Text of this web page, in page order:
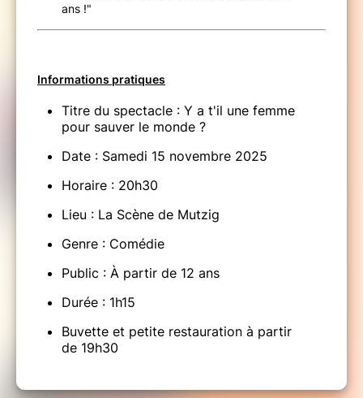
ans !"
Informations pratiques
Titre du spectacle : Y a t'il une femme
pour sauver le monde ?
Date : Samedi 15 novembre 2025
Horaire : 20h30
Lieu : La Scène de Mutzig
Genre : Comédie
Public : À partir de 12 ans
Durée : 1h15
Buvette et petite restauration à partir
de 19h30